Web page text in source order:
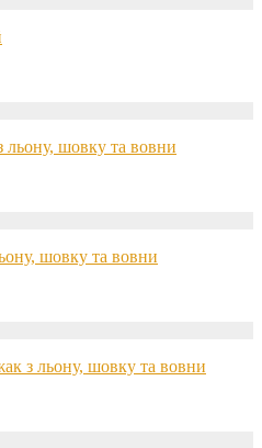
льону, шовку та вовни
шовку та вовни
з льону, шовку та вовни